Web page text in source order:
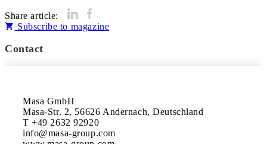
Share article:
Subscribe to magazine
Contact
Masa GmbH
Masa-Str. 2, 56626 Andernach, Deutschland
T +49 2632 92920
info@masa-group.com